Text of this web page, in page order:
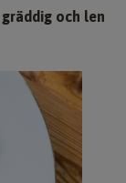
och len